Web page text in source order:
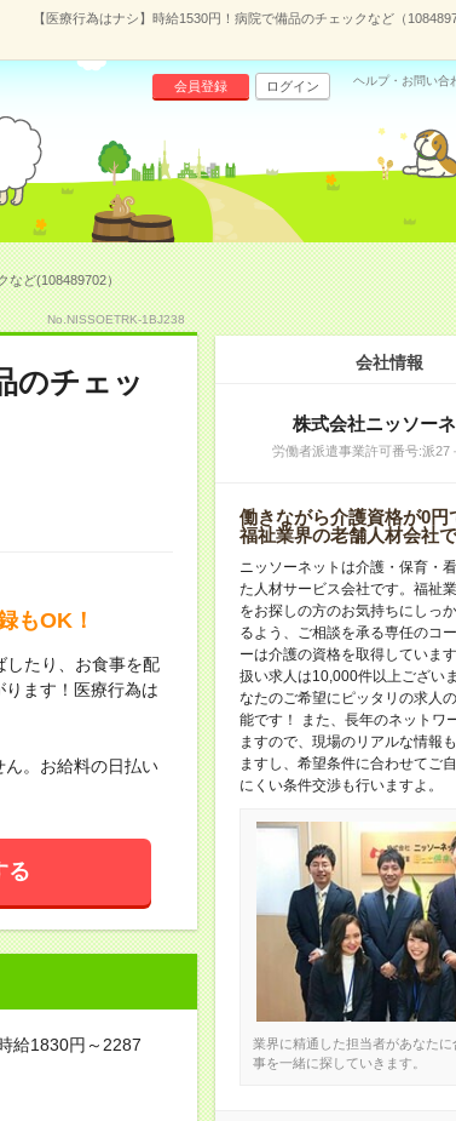
【医療行為はナシ】時給1530円！病院で備品のチェックなど（
会員登録 ログイン ヘルプ・お問い合
など(108489702）
No.NISSOETRK-1BJ238
のチェッ
もOK！
したり、お食事を配
ます！医療行為は
。お給料の日払い
る
給1830円～2287
会社情報
株式会社ニッソー
労働者派遣事業許可番号:派27
働きながら介護資格が0
福祉業界の老舗人材会社
ニッソーネットは介護・保育・
た人材サービス会社です。福祉
をお探しの方のお気持ちにしっ
るよう、ご相談を承る専任のコ
ーは介護の資格を取得していま
扱い求人は10,000件以上ござい
なたのご希望にピッタリの求人
能です！ また、長年のネットワ
ますので、現場のリアルな情報
ますし、希望条件に合わせてご
にくい条件交渉も行いますよ。
業界に精通した担当者があなたに
事を一緒に探していきます。